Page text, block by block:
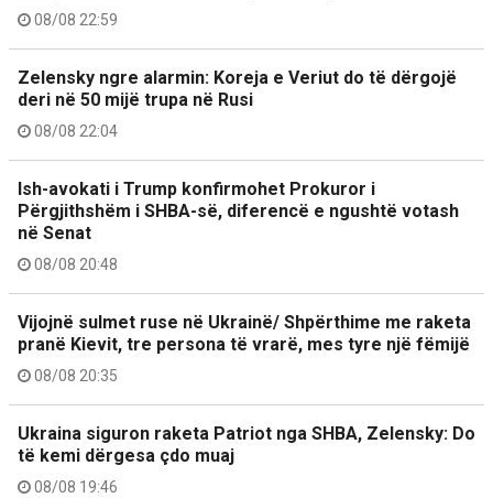
08/08 22:59
Zelensky ngre alarmin: Koreja e Veriut do të dërgojë
deri në 50 mijë trupa në Rusi
08/08 22:04
Ish-avokati i Trump konfirmohet Prokuror i
Përgjithshëm i SHBA-së, diferencë e ngushtë votash
në Senat
08/08 20:48
Vijojnë sulmet ruse në Ukrainë/ Shpërthime me raketa
pranë Kievit, tre persona të vrarë, mes tyre një fëmijë
08/08 20:35
Ukraina siguron raketa Patriot nga SHBA, Zelensky: Do
të kemi dërgesa çdo muaj
08/08 19:46